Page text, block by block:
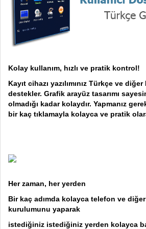
Kolay kullanım, hızlı ve pratik kontrol!
Kayıt cihazı yazılımınız Türkçe ve
destekler. Grafik arayüz tasarımı
olmadığı kadar kolaydır. Yapmanız
bir kaç tıklamayla kolayca ve pratik
Her zaman, her yerden
Bir kaç adımda kolayca telefon ve
kurulumunu yaparak
istediğiniz istediğiniz yerden kolayca